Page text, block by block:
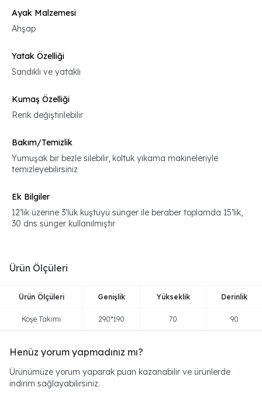
Ayak Malzemesi
Ahşap
Yatak Özelliği
Sandıklı ve yataklı
Kumaş Özelliği
Renk değiştirilebilir
Bakım/Temizlik
Yumuşak bir bezle silebilir, koltuk yıkama makineleriyle
temizleyebilirsiniz
Ek Bilgiler
12’lik üzerine 3'lük kuştüyü sünger ile beraber toplamda 15’lik,
30 dns sünger kullanılmıştır
Ürün Ölçüleri
Ürün Ölçüleri Genişlik Yükseklik Derinlik
Köşe Takımı 290*190 70 90
Henüz yorum yapmadınız mı?
Ürünümüze yorum yaparak puan kazanabilir ve ürünlerde
indirim sağlayabilirsiniz.